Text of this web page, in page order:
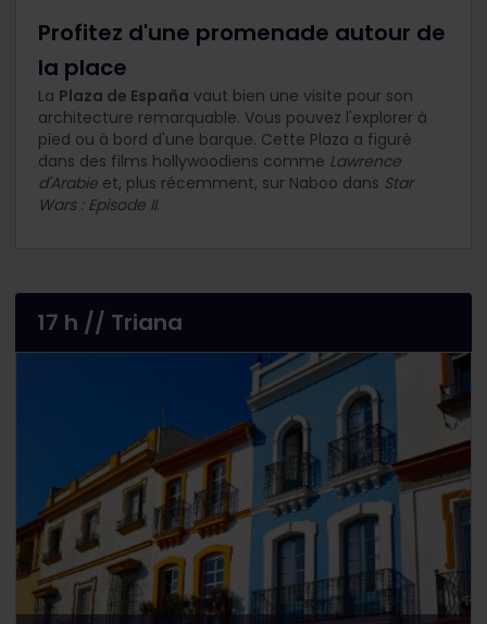
Profitez d'une promenade autour de
la place
La Plaza de España vaut bien une visite pour son
architecture remarquable. Vous pouvez l'explorer à
pied ou à bord d'une barque. Cette Plaza a figuré
dans des films hollywoodiens comme Lawrence
d'Arabie et, plus récemment, sur Naboo dans Star
Wars : Episode II.
17 h // Triana